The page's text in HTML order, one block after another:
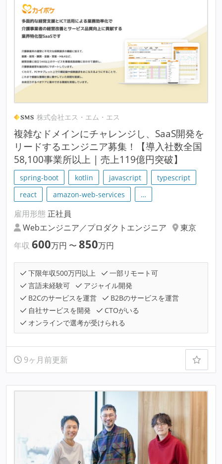
株式会社エス・エム・エス
複雑なドメインにチャレンジし、SaaS開発を
リードするエンジニア募集！【導入社数全国
58,100事業所以上 | 売上119億円突破】
spring-boot kotlin javascript
typescript
react
amazon-web-services …
雇用形態 正社員
Webエンジニア／プロダクトエンジニア
東京
年収 600万円 〜 850万円
下限年収500万円以上
一部リモート可
言語未経験可
アジャイル開発
B2Cのサービスを運営
B2Bのサービスを運営
自社サービスを開発
CTOがいる
オンラインで選考が受けられる
9ヶ月前更新